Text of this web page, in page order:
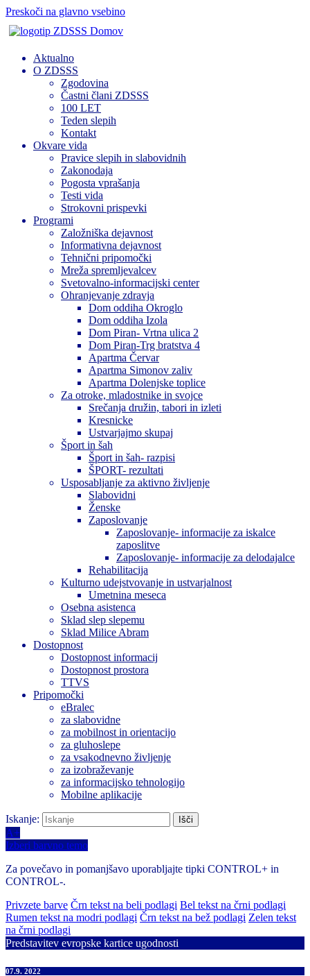
Preskoči na glavno vsebino
Domov
Aktualno
O ZDSSS
Zgodovina
Častni člani ZDSSS
100 LET
Teden slepih
Kontakt
Okvare vida
Pravice slepih in slabovidnih
Zakonodaja
Pogosta vprašanja
Testi vida
Strokovni prispevki
Programi
Založniška dejavnost
Informativna dejavnost
Tehnični pripomočki
Mreža spremljevalcev
Svetovalno-informacijski center
Ohranjevanje zdravja
Dom oddiha Okroglo
Dom oddiha Izola
Dom Piran- Vrtna ulica 2
Dom Piran-Trg bratstva 4
Apartma Červar
Apartma Simonov zaliv
Apartma Dolenjske toplice
Za otroke, mladostnike in svojce
Srečanja družin, tabori in izleti
Kresnicke
Ustvarjajmo skupaj
Šport in šah
Šport in šah- razpisi
ŠPORT- rezultati
Usposabljanje za aktivno življenje
Slabovidni
Ženske
Zaposlovanje
Zaposlovanje- informacije za iskalce
zaposlitve
Zaposlovanje- informacije za delodajalce
Rehabilitacija
Kulturno udejstvovanje in ustvarjalnost
Umetnina meseca
Osebna asistenca
Sklad slep slepemu
Sklad Milice Abram
Dostopnost
Dostopnost informacij
Dostopnost prostora
TTVS
Pripomočki
eBralec
za slabovidne
za mobilnost in orientacijo
za gluhoslepe
za vsakodnevno življenje
za izobraževanje
za informacijsko tehnologijo
Mobilne aplikacije
Iskanje:
A+
Izberi barvno temo
Za povečavo in pomanjšavo uporabljajte tipki CONTROL+ in
CONTROL-.
Privzete barve Črn tekst na beli podlagi Bel tekst na črni podlagi
Rumen tekst na modri podlagi Črn tekst na bež podlagi Zelen tekst
na črni podlagi
Predstavitev evropske kartice ugodnosti
07.9. 2022